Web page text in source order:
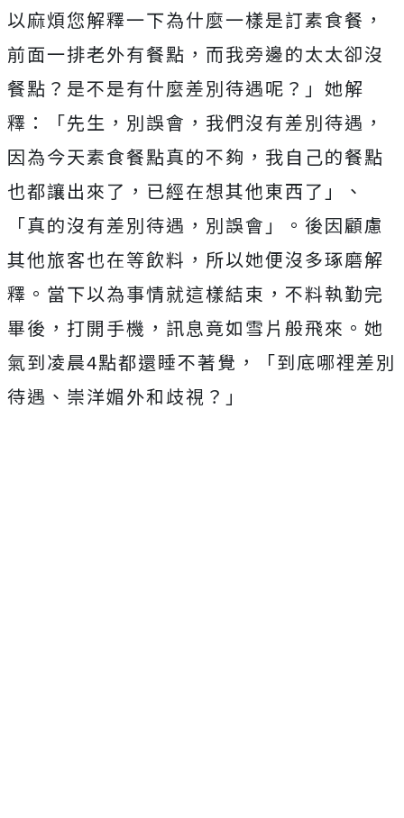
以麻煩您解釋一下為什麼一樣是訂素食餐，
前面一排老外有餐點，而我旁邊的太太卻沒
餐點？是不是有什麼差別待遇呢？」她解
釋：「先生，別誤會，我們沒有差別待遇，
因為今天素食餐點真的不夠，我自己的餐點
也都讓出來了，已經在想其他東西了」、
「真的沒有差別待遇，別誤會」。後因顧慮
其他旅客也在等飲料，所以她便沒多琢磨解
釋。 當下以為事情就這樣結束，不料執勤完
畢後，打開手機，訊息竟如雪片般飛來。她
氣到凌晨4點都還睡不著覺，「到底哪𥚃差別
待遇、崇洋媚外和歧視？」